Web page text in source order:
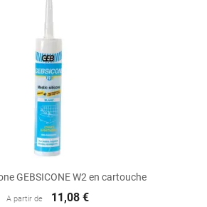
GEBSICONE W2 en cartouche
A partir de 11,08 €